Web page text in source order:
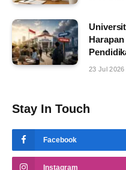
23 Jul 2026
Stay In Touch
Facebook
Instagram